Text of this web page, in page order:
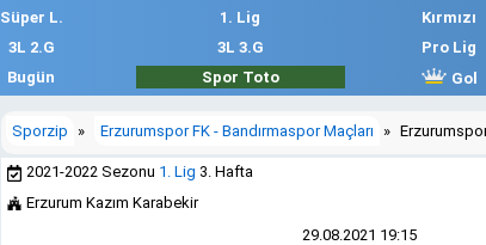
Süper L. 1. Lig Kırmızı
3L 2.G
3L 3.G Pro Lig
Bugün
Spor Toto Gol
Sporzip » Erzurumspor FK - Bandırmaspor Maçları »
2021-2022 Sezonu 1. Lig 3. Hafta
Erzurum Kazım Karabekir
29.08.2021 19:15